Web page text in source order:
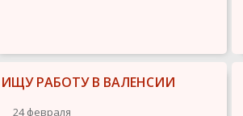
ИЩУ РАБОТУ В ВАЛЕНСИИ
24 февраля